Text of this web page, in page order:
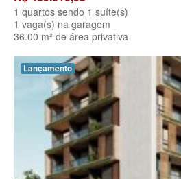
1 quartos sendo 1 suíte(s)
1 vaga(s) na garagem
36.00 m² de área privativa
Lançamento